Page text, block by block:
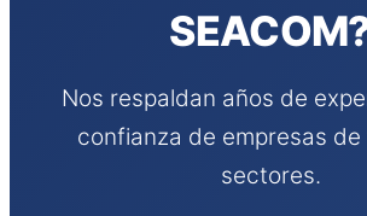
Nos respaldan años de
confianza de empresas
sectores.